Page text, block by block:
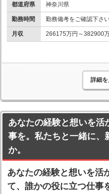
都道府県 神奈川県
勤務時間 勤務備考をご確認下さ
月収 266175万円～382900
詳細を
あなたの経験と想いを活
事を。私たちと一緒に、
か。
あなたの経験と想いを活
て、誰かの役に立つ仕事